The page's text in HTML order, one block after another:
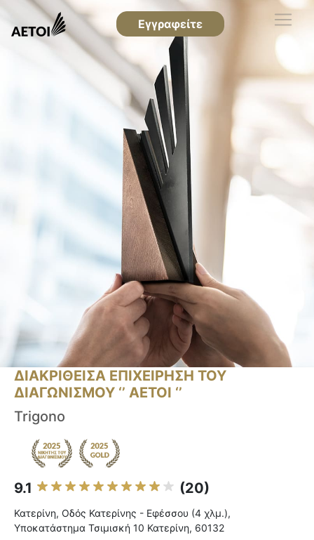
Εγγραφείτε
ΔΙΑΚΡΙΘΕΙΣΑ ΕΠΙΧΕΙΡΗΣΗ ΤΟΥ
ΔΙΑΓΩΝΙΣΜΟΥ ‘’ ΑΕΤΟΙ ‘’
Trigono
9.1 (20)
Κατερίνη, Οδός Κατερίνης - Εφέσσου (4 χλμ.),
Υποκατάστημα Τσιμισκή 10 Κατερίνη, 60132